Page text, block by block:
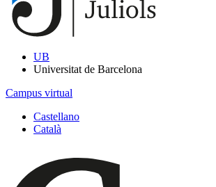
UB
Universitat de Barcelona
Campus virtual
Castellano
Català